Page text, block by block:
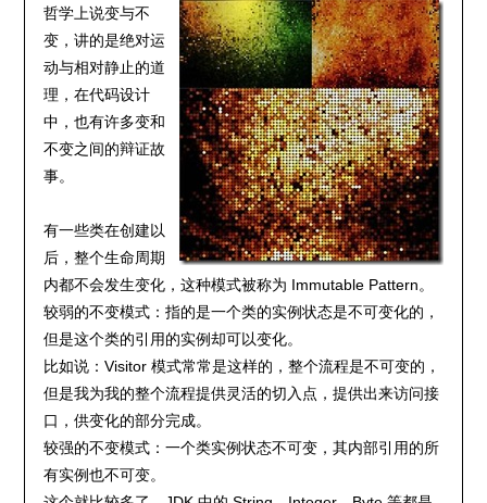
哲学上说变与不
变，讲的是绝对运
动与相对静止的道
理，在代码设计
中，也有许多变和
不变之间的辩证故
事。
有一些类在创建以
后，整个生命周期
内都不会发生变化，这种模式被称为 Immutable Pattern。
较弱的不变模式：指的是一个类的实例状态是不可变化的，
但是这个类的引用的实例却可以变化。
比如说：Visitor 模式常常是这样的，整个流程是不可变的，
但是我为我的整个流程提供灵活的切入点，提供出来访问接
口，供变化的部分完成。
较强的不变模式：一个类实例状态不可变，其内部引用的所
有实例也不可变。